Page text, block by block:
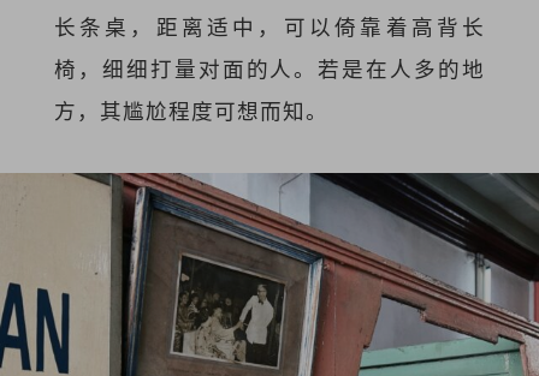
长条桌，距离适中，可以倚靠着高背长
椅，细细打量对面的人。若是在人多的地
方，其尴尬程度可想而知。